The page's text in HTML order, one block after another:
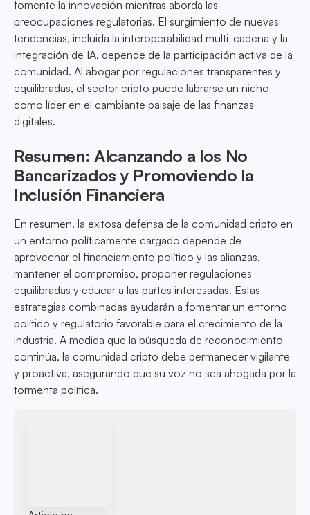
fomente la innovación mientras aborda las
preocupaciones regulatorias. El surgimiento de nuevas
tendencias, incluida la interoperabilidad multi-cadena y la
integración de IA, depende de la participación activa de la
comunidad. Al abogar por regulaciones transparentes y
equilibradas, el sector cripto puede labrarse un nicho
como líder en el cambiante paisaje de las finanzas
digitales.
Resumen: Alcanzando a los No
Bancarizados y Promoviendo la
Inclusión Financiera
En resumen, la exitosa defensa de la comunidad cripto en
un entorno políticamente cargado depende de
aprovechar el financiamiento político y las alianzas,
mantener el compromiso, proponer regulaciones
equilibradas y educar a las partes interesadas. Estas
estrategias combinadas ayudarán a fomentar un entorno
político y regulatorio favorable para el crecimiento de la
industria. A medida que la búsqueda de reconocimiento
continúa, la comunidad cripto debe permanecer vigilante
y proactiva, asegurando que su voz no sea ahogada por la
tormenta política.